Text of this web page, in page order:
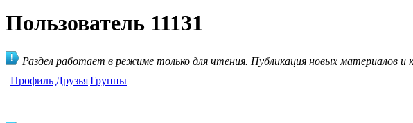
Пользователь 11131
Раздел работает в режиме только для чтения. Публикация новых материалов и
Профиль ДрузьяГруппы